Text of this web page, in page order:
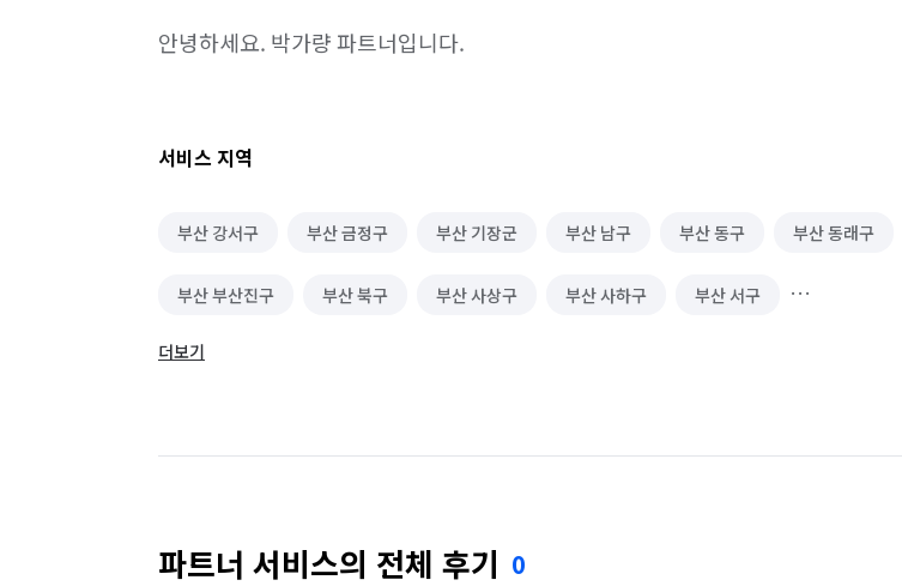
안녕하세요. 박가량 파트너입니다.
서비스 지역
부산 강서구 부산 금정구 부산 기장군 부산 남구 부산 동구 부산 동래구
부산 부산진구 부산 북구 부산 사상구 부산 사하구 부산 서구
부산 수영구
더보기
파트너 서비스의 전체 후기 0